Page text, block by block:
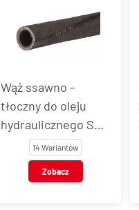
Wąż ssawno -
tłoczny do oleju
hydraulicznego SAE
100 R414 Wariantów
Zobacz